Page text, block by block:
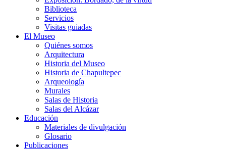
Biblioteca
Servicios
Visitas guiadas
El Museo
Quiénes somos
Arquitectura
Historia del Museo
Historia de Chapultepec
Arqueología
Murales
Salas de Historia
Salas del Alcázar
Educación
Materiales de divulgación
Glosario
Publicaciones